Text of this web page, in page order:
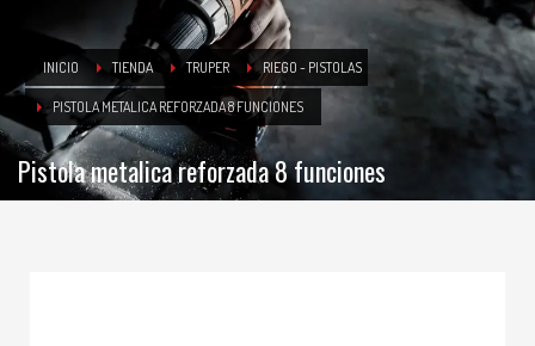
INICIO TIENDA TRUPER RIEGO - PISTOLAS
PISTOLA METALICA REFORZADA 8 FUNCIONES
Pistola metalica reforzada 8 funciones